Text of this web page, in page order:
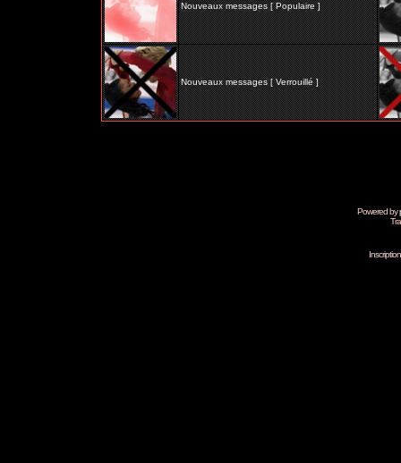
Nouveaux messages [ Populaire ]
Nouveaux messages [ Verrouillé ]
Powered by